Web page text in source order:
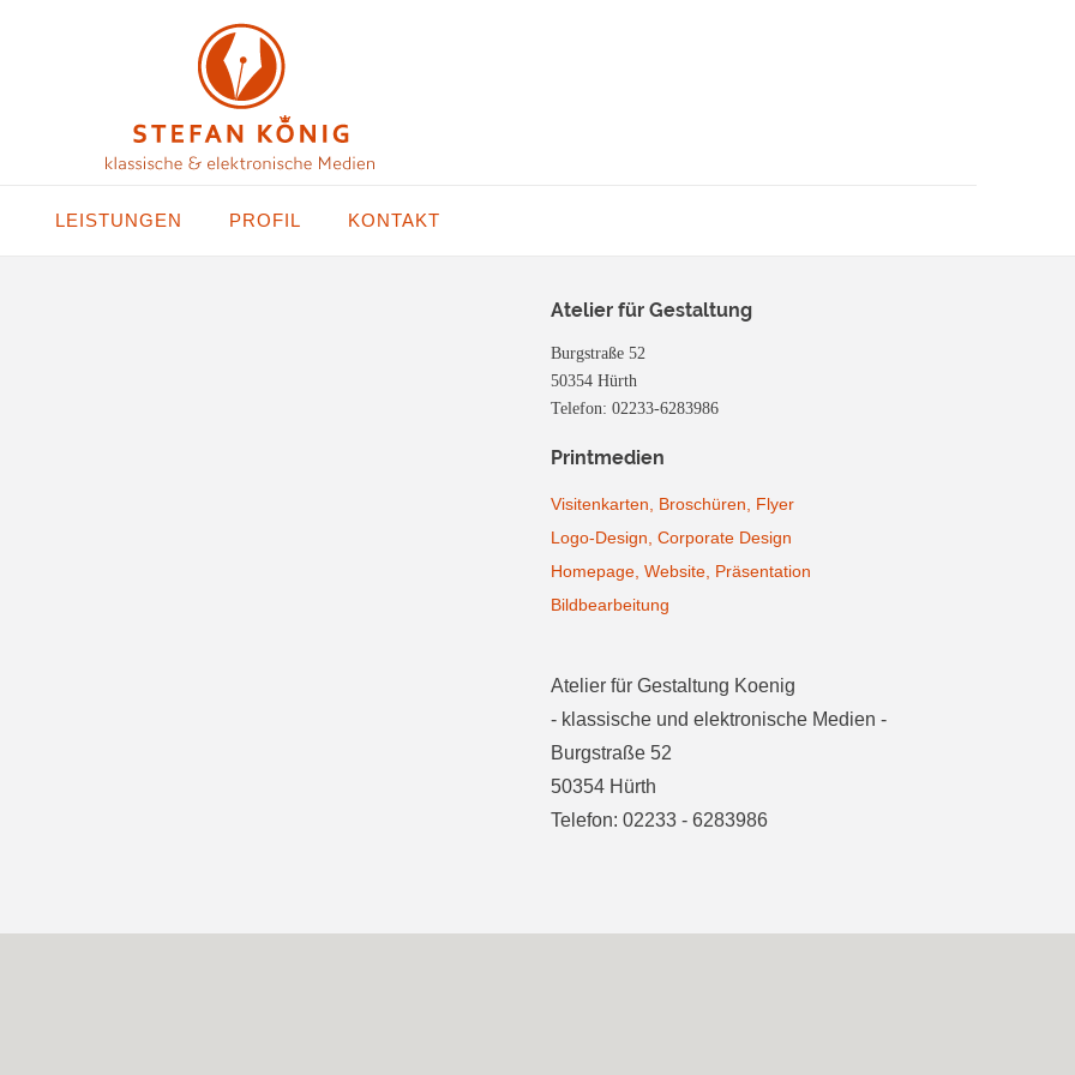
LEISTUNGEN PROFIL KONTAKT
Atelier für Gestaltung
Burgstraße 52
50354 Hürth
Telefon: 02233-6283986
Printmedien
Visitenkarten, Broschüren, Flyer
Logo-Design, Corporate Design
Homepage, Website, Präsentation
Bildbearbeitung
Atelier für Gestaltung Koenig
- klassische und elektronische Medien -
Burgstraße 52
50354 Hürth
Telefon: 02233 - 6283986